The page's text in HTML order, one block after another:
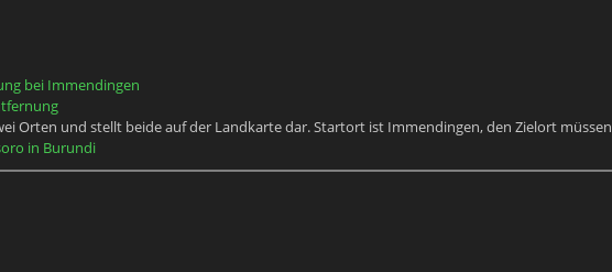
bei Immendingen
Orten und stellt beide auf der Landkarte dar. Startort ist Immendingen, den Zielort müssen
in Burundi